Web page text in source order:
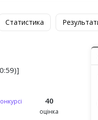
Статистика
40
оцінка